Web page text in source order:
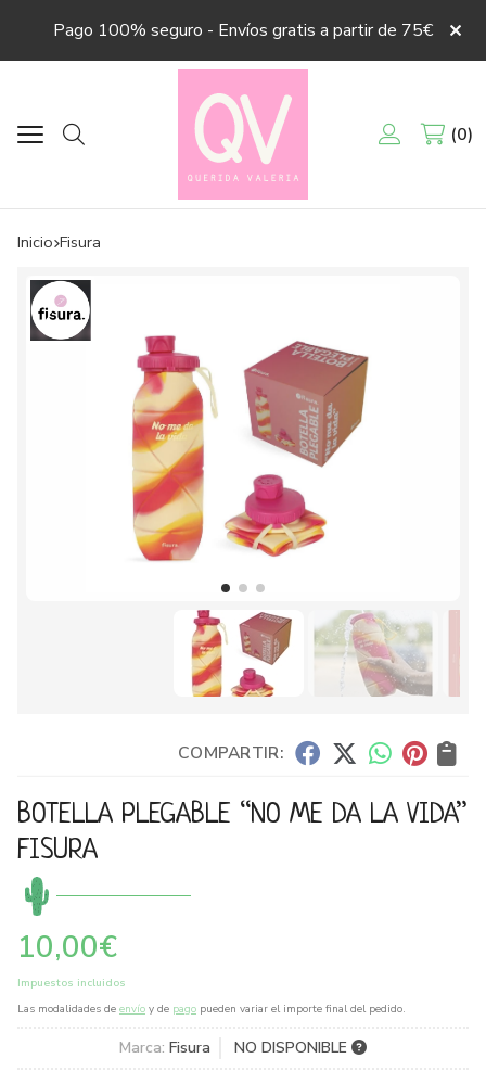
Pago 100% seguro - Envíos gratis a partir de 75€
Buscar
0
Inicio fisura
COMPARTIR:
BOTELLA PLEGABLE “NO ME DA LA VIDA”
FISURA
10,00€
Impuestos incluidos
Las modalidades de envío y de pago pueden variar el importe final del pedido.
Marca: Fisura NO DISPONIBLE